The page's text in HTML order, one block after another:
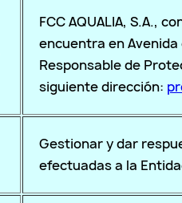
FCC AQUALIA, S.A.,
encuentra en
Responsable de
siguiente dirección:
Gestionar y dar
efectuadas a la